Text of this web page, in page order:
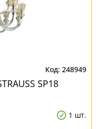
248949
SP18
1 шт.